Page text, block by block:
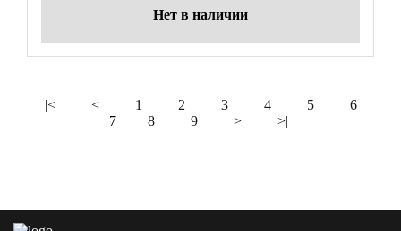
Нет в наличии
|< < 1 2 3 4 5
6
7
8 9 > >|